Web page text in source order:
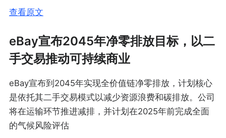
查看原文
eBay宣布2045年净零排放目标，以二
手交易推动可持续商业
eBay宣布到2045年实现全价值链净零排放，计划核心
是依托其二手交易模式以减少资源浪费和碳排放。公司
将在运输环节推进减排，并计划在2025年前完成全面
的气候风险评估